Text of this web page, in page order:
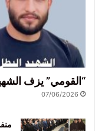
“القومي” يزف
07/06/2026